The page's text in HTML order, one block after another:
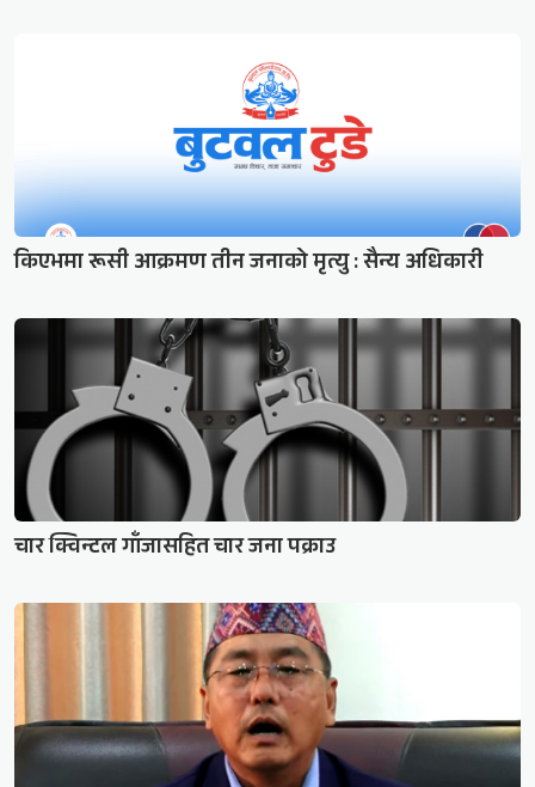
किएभमा रूसी आक्रमण तीन जनाको मृत्यु : सैन्य अधिकारी
चार क्विन्टल गाँजासहित चार जना पक्राउ